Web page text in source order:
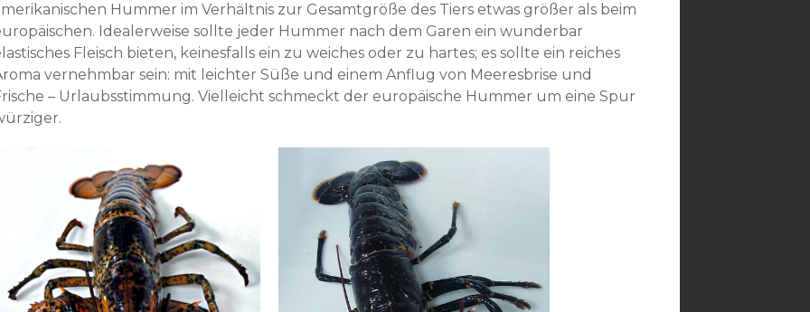
Hummer im Verhältnis zur Gesamtgröße des Tiers etwas größer als beim
Idealerweise sollte jeder Hummer nach dem Garen ein wunderbar
Fleisch bieten, keinesfalls ein zu weiches oder zu hartes; es sollte ein reiches
vernehmbar sein: mit leichter Süße und einem Anflug von Meeresbrise und
– Urlaubsstimmung. Vielleicht schmeckt der europäische Hummer um eine Spur